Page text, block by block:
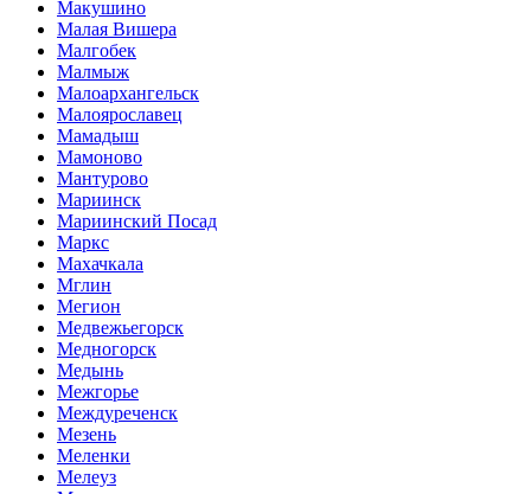
Макушино
Малая Вишера
Малгобек
Малмыж
Малоархангельск
Малоярославец
Мамадыш
Мамоново
Мантурово
Мариинск
Мариинский Посад
Маркс
Махачкала
Мглин
Мегион
Медвежьегорск
Медногорск
Медынь
Межгорье
Междуреченск
Мезень
Меленки
Мелеуз